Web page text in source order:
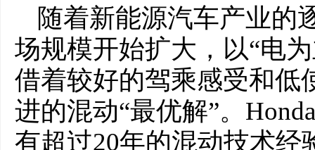
随着新能源汽车产业的
场规模开始扩大，以“电
借着较好的驾乘感受和低
进的混动“最优解”。
有超过20年的混动技术